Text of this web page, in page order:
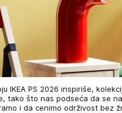
IKEA PS 2026 inspiriše,
tako što nas podseća da se
i da cenimo održivost bez